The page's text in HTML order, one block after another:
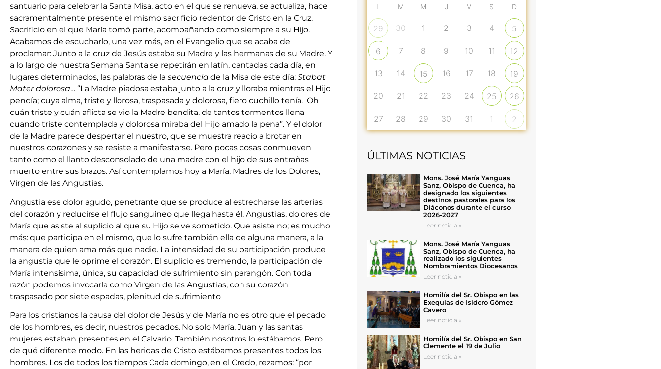
santuario para celebrar la Santa Misa, acto en el que se renueva, se actualiza, hace
sacramentalmente presente el mismo sacrificio redentor de Cristo en la Cruz.
Sacrificio en el que María tomó parte, acompañando como siempre a su Hijo.
Acabamos de escucharlo, una vez más, en el Evangelio que se acaba de
proclamar: Junto a la cruz de Jesús estaba su Madre y las hermanas de su Madre. Y
a lo largo de nuestra Semana Santa se repetirán en latín, cantadas cada día, en
lugares determinados, las palabras de la secuencia de la Misa de este día: Stabat
Mater dolorosa… “La Madre piadosa estaba junto a la cruz y lloraba mientras el Hijo
pendía; cuya alma, triste y llorosa, traspasada y dolorosa, fiero cuchillo tenía. Oh
cuán triste y cuán aflicta se vio la Madre bendita, de tantos tormentos llena
cuando triste contemplada y dolorosa miraba del Hijo amado la pena”. Y el dolor
de la Madre parece despertar el nuestro, que se muestra reacio a brotar en
nuestros corazones y se resiste a manifestarse. Pero pocas cosas conmueven
tanto como el llanto desconsolado de una madre con el hijo de sus entrañas
muerto entre sus brazos. Así contemplamos hoy a María, Madres de los Dolores,
Virgen de las Angustias.
Angustia ese dolor agudo, penetrante que se produce al estrecharse las arterias
del corazón y reducirse el flujo sanguíneo que llega hasta él. Angustias, dolores de
María que asiste al suplicio al que su Hijo se ve sometido. Que asiste no; es mucho
más: que participa en el mismo, que lo sufre también ella de alguna manera, a la
manera de quien ama más que nadie. La intensidad de su participación produce
la angustia que le oprime el corazón. El suplicio es tremendo, la participación de
María intensísima, única, su capacidad de sufrimiento sin parangón. Con toda
razón podemos invocarla como Virgen de las Angustias, con su corazón
traspasado por siete espadas, plenitud de sufrimiento
Para los cristianos la causa del dolor de Jesús y de María no es otro que el pecado
de los hombres, es decir, nuestros pecados. No solo María, Juan y las santas
mujeres estaban presentes en el Calvario. También nosotros lo estábamos. Pero
de qué diferente modo. En las heridas de Cristo estábamos presentes todos los
hombres. Los de todos los tiempos Cada domingo, en el Credo, rezamos: “por
L M M J V S D
29 30 1 2 3 4 5
6 7 8 9 10 11 12
13 14 15 16 17 18 19
20 21 22 23 24 25 26
27 28 29 30 31 1 2
ÚLTIMAS NOTICIAS
Mons. José María Yanguas
Sanz, Obispo de Cuenca, ha
designado los siguientes
destinos pastorales para los
Diáconos durante el curso
2026-2027
Leer noticia »
Mons. José María Yanguas
Sanz, Obispo de Cuenca, ha
realizado los siguientes
Nombramientos Diocesanos
Leer noticia »
Homilía del Sr. Obispo en las
Exequias de Isidoro Gómez
Cavero
Leer noticia »
Homilía del Sr. Obispo en San
Clemente el 19 de Julio
Leer noticia »